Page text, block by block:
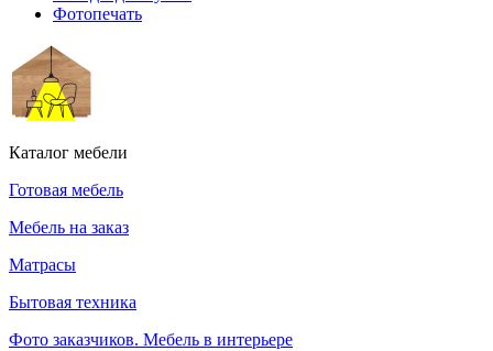
Фотопечать
Каталог мебели
Готовая мебель
Мебель на заказ
Матрасы
Бытовая техника
Фото заказчиков. Мебель в интерьере